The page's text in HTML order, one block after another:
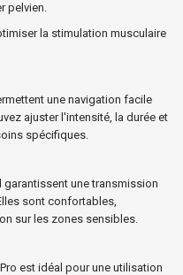
pelvien.
la stimulation musculaire
une navigation facile
ajuster l'intensité, la durée et
spécifiques.
garantissent une transmission
sont confortables,
sur les zones sensibles.
est idéal pour une utilisation